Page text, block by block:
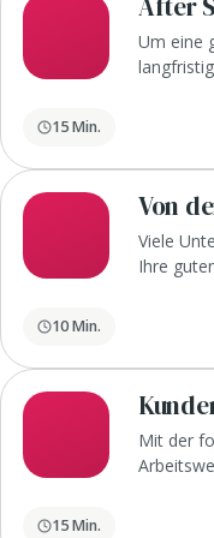
wichtig
Um eine
mit
Bereiche
kennen.
15 Min.
Von
Viele
Ihre
Rahmen
kann,
10 Min.
Mit der
15 Min.